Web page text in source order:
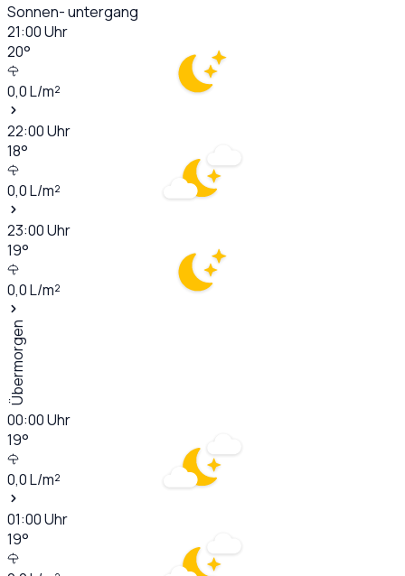
Sonnen- untergang
21:00Uhr
20°
0,0L/m²
22:00Uhr
18°
0,0L/m²
23:00Uhr
19°
0,0L/m²
Übermorgen
00:00Uhr
19°
0,0L/m²
01:00Uhr
19°